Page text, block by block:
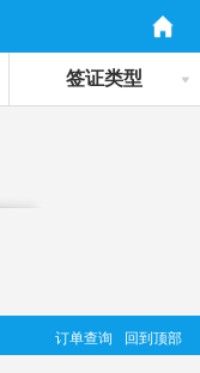
签证类型
回到顶部
订单查询